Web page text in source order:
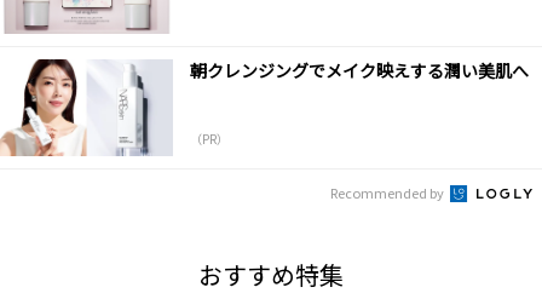
朝クレンジングでメイク映えする潤い美肌へ
（PR）
Recommended by
おすすめ特集